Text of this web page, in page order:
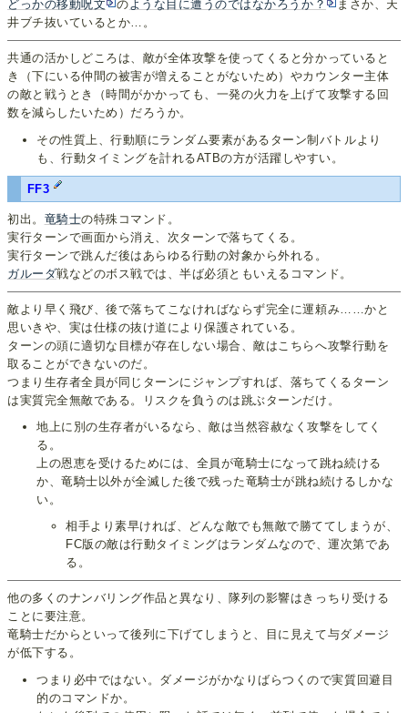
どっかの移動呪文
のような目に遭うのではなかろうか？
まさか、天
井ブチ抜いているとか…。
共通の活かしどころは、敵が全体攻撃を使ってくると分かっていると
き（下にいる仲間の被害が増えることがないため）やカウンター主体
の敵と戦うとき（時間がかかっても、一発の火力を上げて攻撃する回
数を減らしたいため）だろうか。
その性質上、行動順にランダム要素があるターン制バトルより
も、行動タイミングを計れるATBの方が活躍しやすい。
FF3
初出。 竜騎士の特殊コマンド。
実行ターンで画面から消え、次ターンで落ちてくる。
実行ターンで跳んだ後はあらゆる行動の対象から外れる。
ガルーダ戦などのボス戦では、半ば必須ともいえるコマンド。
敵より早く飛び、後で落ちてこなければならず完全に運頼み……かと
思いきや、実は仕様の抜け道により保護されている。
ターンの頭に適切な目標が存在しない場合、敵はこちらへ攻撃行動を
取ることができないのだ。
つまり生存者全員が同じターンにジャンプすれば、落ちてくるターン
は実質完全無敵である。リスクを負うのは跳ぶターンだけ。
地上に別の生存者がいるなら、敵は当然容赦なく攻撃をしてく
る。
上の恩恵を受けるためには、全員が竜騎士になって跳ね続ける
か、竜騎士以外が全滅した後で残った竜騎士が跳ね続けるしかな
い。
相手より素早ければ、どんな敵でも無敵で勝ててしまうが、
FC版の敵は行動タイミングはランダムなので、運次第であ
る。
他の多くのナンバリング作品と異なり、隊列の影響はきっちり受ける
ことに要注意。
竜騎士だからといって後列に下げてしまうと、目に見えて与ダメージ
が低下する。
つまり必中ではない。ダメージがかなりばらつくので実質回避目
的のコマンドか。